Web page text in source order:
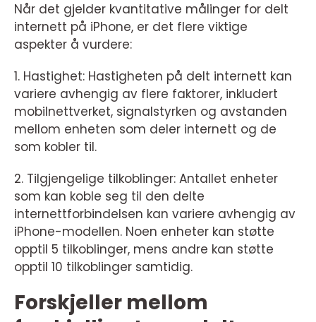
Når det gjelder kvantitative målinger for delt
internett på iPhone, er det flere viktige
aspekter å vurdere:
1. Hastighet: Hastigheten på delt internett kan
variere avhengig av flere faktorer, inkludert
mobilnettverket, signalstyrken og avstanden
mellom enheten som deler internett og de
som kobler til.
2. Tilgjengelige tilkoblinger: Antallet enheter
som kan koble seg til den delte
internettforbindelsen kan variere avhengig av
iPhone-modellen. Noen enheter kan støtte
opptil 5 tilkoblinger, mens andre kan støtte
opptil 10 tilkoblinger samtidig.
Forskjeller mellom